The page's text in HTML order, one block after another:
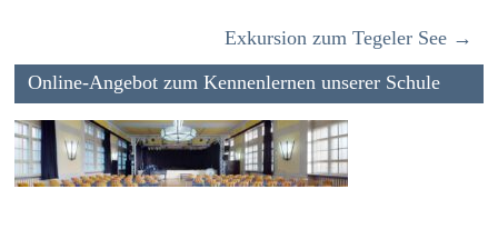
Exkursion zum Tegeler See →
Online-Angebot zum Kennenlernen unserer Schule